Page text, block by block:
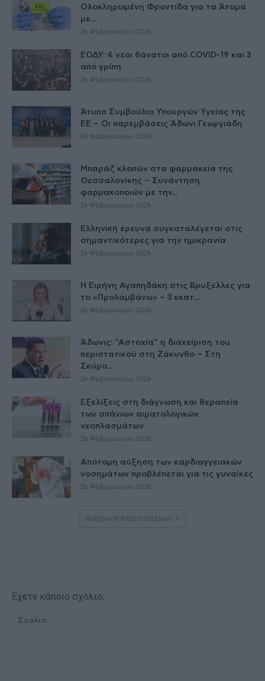
Ολοκληρωμένη Φροντίδα για τα Άτομα
με...
26 Φεβρουαρίου 2026
ΕΟΔΥ: 4 νέοι θάνατοι από COVID-19 και 3
από γρίπη
26 Φεβρουαρίου 2026
Άτυπο Συμβούλιο Υπουργών Υγείας της
ΕE – Οι παρεμβάσεις Άδωνι Γεωργιάδη
26 Φεβρουαρίου 2026
Μπαράζ κλοπών στα φαρμακεία της
Θεσσαλονίκης – Συνάντηση
φαρμακοποιών με την...
26 Φεβρουαρίου 2026
Ελληνική έρευνα συγκαταλέγεται στις
σημαντικότερες για την ημικρανία
26 Φεβρουαρίου 2026
Η Ειρήνη Αγαπηδάκη στις Βρυξέλλες για
το «Προλαμβάνω» – 3 εκατ....
26 Φεβρουαρίου 2026
Άδωνις: “Αστοχία” η διαχείριση του
περιστατικού στη Ζάκυνθο – Στη
Σκύρο...
26 Φεβρουαρίου 2026
Εξελίξεις στη διάγνωση και θεραπεία
των σπάνιων αιματολογικών
νεοπλασμάτων
26 Φεβρουαρίου 2026
Απότομη αύξηση των καρδιαγγειακών
νοσημάτων προβλέπεται για τις γυναίκες
26 Φεβρουαρίου 2026
Φόρτωση περισσοτέρων
Έχετε κάποιο σχόλιο;